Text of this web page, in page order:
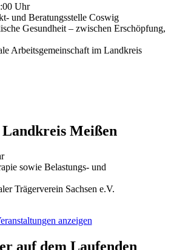
Uhr
und Beratungsstelle Coswig
Gesundheit – zwischen Erschöpfung,
Arbeitsgemeinschaft im Landkreis
Meißen
sowie Belastungs- und
Trägerverein Sachsen e.V.
anzeigen
auf dem Laufenden